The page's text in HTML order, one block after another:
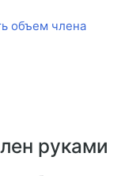
объем члена
руками